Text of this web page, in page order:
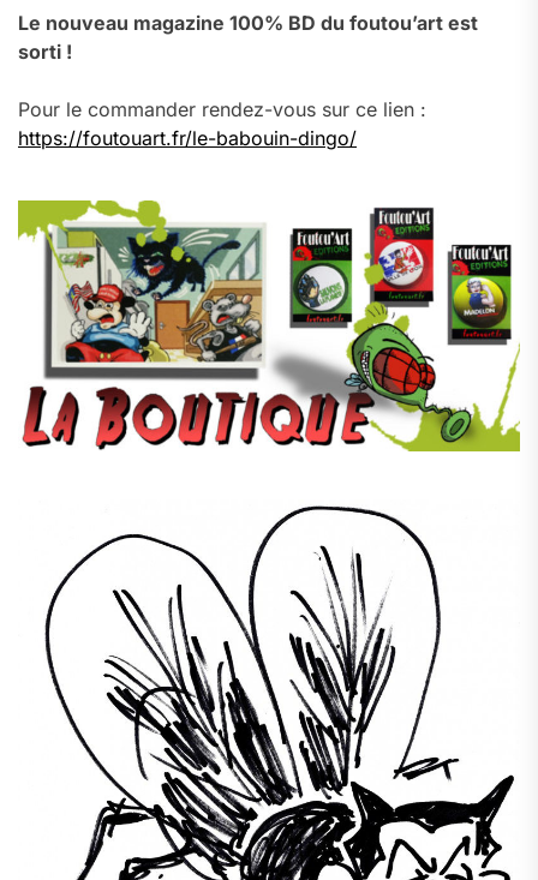
Le nouveau magazine 100% BD du foutou’art est
sorti !
Pour le commander rendez-vous sur ce lien :
https://foutouart.fr/le-babouin-dingo/